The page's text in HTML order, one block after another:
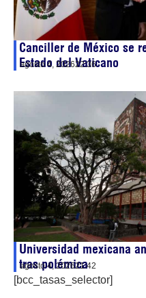
Canciller de México se
Estado del Vaticano
agosto 4, 202622:36
Universidad mexicana
tras polémica
agosto 4, 202621:42
[bcc_tasas_selector]